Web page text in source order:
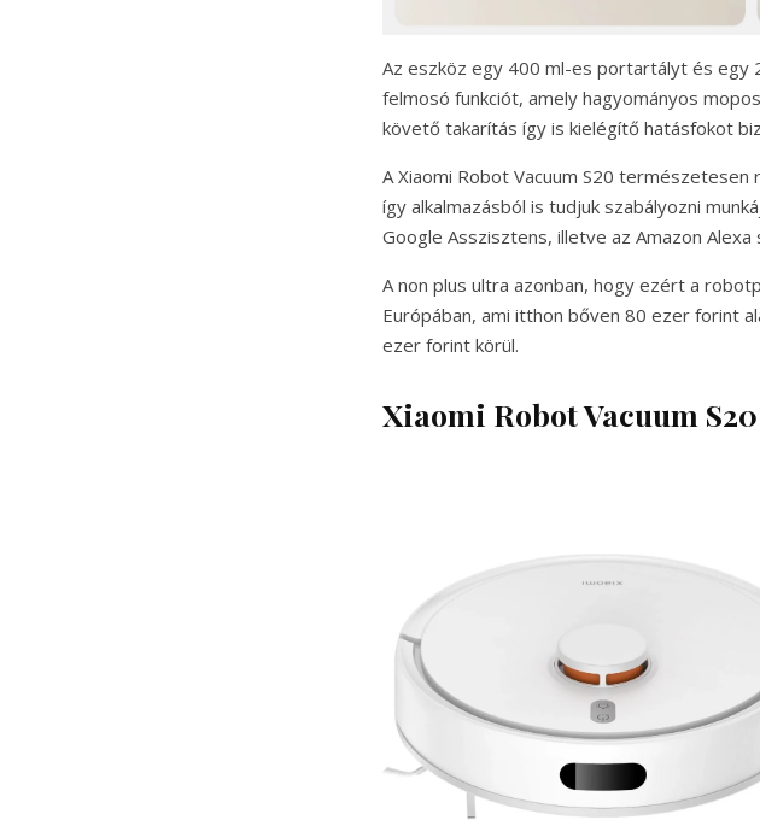
Az eszköz egy 400 ml-es portartályt és egy
felmosó funkciót, amely hagyományos
követő takarítás így is kielégítő hatásfokot
A Xiaomi Robot Vacuum S20
így alkalmazásból is tudjuk szabályozni
Google Asszisztens, illetve az Amazon
A non plus ultra azonban, hogy ezért a
Európában, ami itthon bőven 80 ezer forint
ezer forint körül.
Xiaomi Robot Vacuum S20